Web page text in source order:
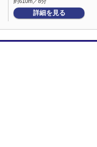
詳細を見る